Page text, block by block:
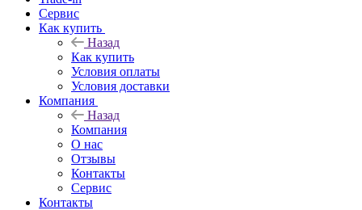
Сервис
Как купить
Назад
Как купить
Условия оплаты
Условия доставки
Компания
Назад
Компания
О нас
Отзывы
Контакты
Сервис
Контакты